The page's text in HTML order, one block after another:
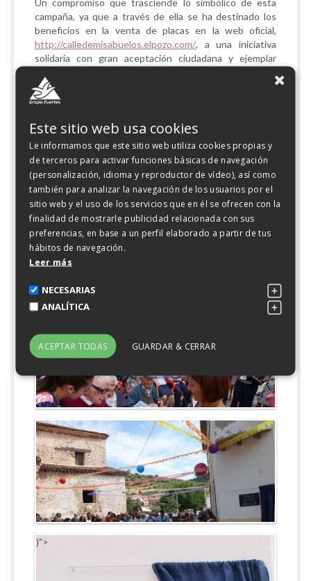
Un compromiso que trasciende lo simbólico de esta
campaña, ya que a través de ella se ha destinado los
beneficios en la venta de placas en la web oficial,
http://calledemisabuelos.elpozo.com/, a una iniciativa
solidaria con gran aceptación ciudadana y ejemplar
GALERÍA
)">
)">
)">
Este sitio web usa cookies
Le informamos que este sitio web utiliza cookies propias y
de terceros para activar funciones básicas de navegación
(personalización, idioma y reproductor de vídeo), así como
también para analizar la navegación de los usuarios por el
sitio web y el uso de los servicios que en él se ofrecen con la
finalidad de mostrarle publicidad relacionada con sus
preferencias, en base a un perfil elaborado a partir de tus
hábitos de navegación.
Leer más
NECESARIAS
ANALÍTICA
ACEPTAR TODAS GUARDAR & CERRAR